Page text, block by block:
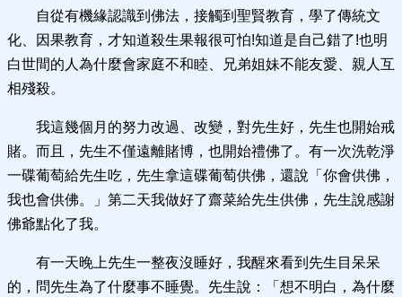
自從有機緣認識到佛法，接觸到聖賢教育，學了傳統文
化、因果教育，才知道殺生果報很可怕!知道是自己錯了!也明
白世間的人為什麼會家庭不和睦、兄弟姐妹不能友愛、親人互
相殘殺。
我這幾個月的努力改過、改變，對先生好，先生也開始戒
賭。而且，先生不僅遠離賭博，也開始禮佛了。有一次洗乾淨
一碟葡萄給先生吃，先生拿這碟葡萄供佛，還說「你會供佛，
我也會供佛。」第二天我做好了齋菜給先生供佛，先生說感謝
佛爺點化了我。
有一天晚上先生一整夜沒睡好，我醒來看到先生目呆呆
的，問先生為了什麼事不睡覺。先生說：「想不明白，為什麼